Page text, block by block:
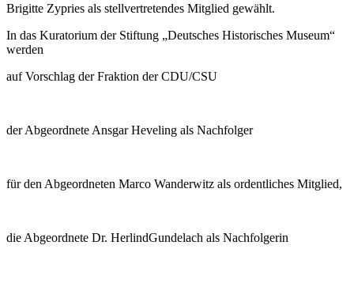
Brigitte Zypries als stellvertretendes Mitglied gewählt.
In das Kuratorium der Stiftung „Deutsches Historisches Museum“
werden
auf Vorschlag der Fraktion der CDU/CSU
der Abgeordnete Ansgar Heveling als Nachfolger
für den Abgeordneten Marco Wanderwitz als ordentliches Mitglied,
die Abgeordnete Dr. HerlindGundelach als Nachfolgerin